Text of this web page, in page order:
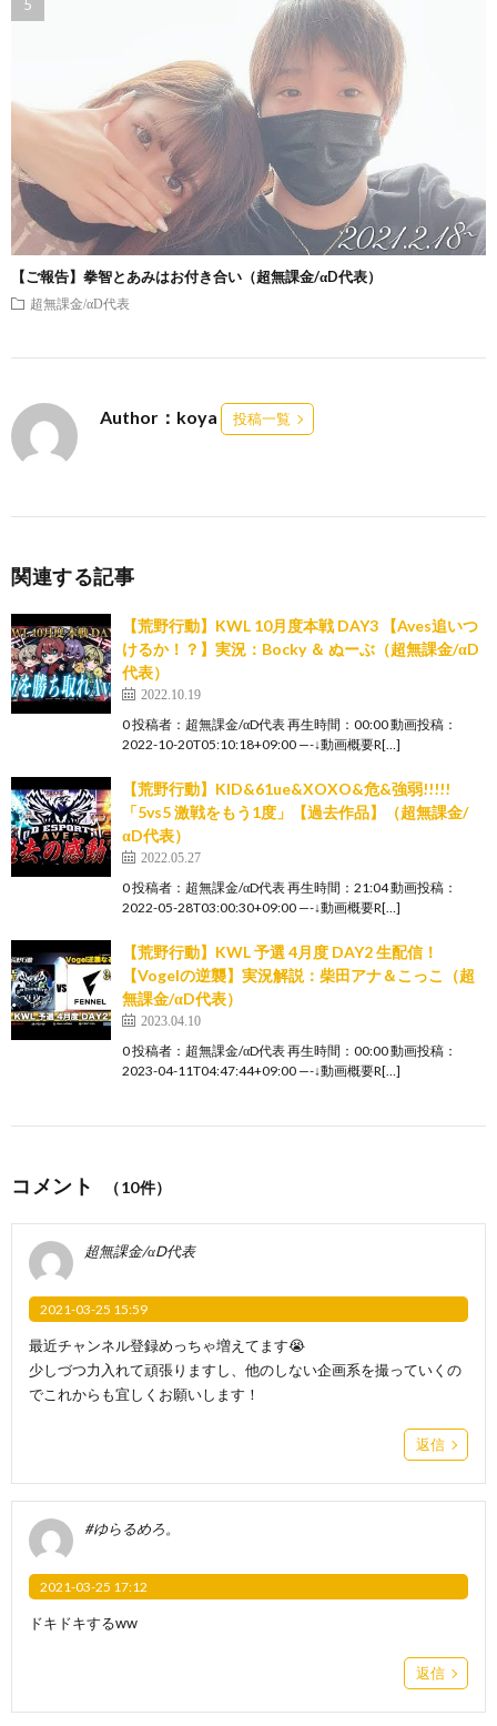
【ご報告】拳智とあみはお付き合い（超無課金/αD代表）
超無課金/αD代表
Author：koya 投稿一覧
関連する記事
【荒野行動】KWL 10月度本戦 DAY3 【Aves追いつ
けるか！？】実況：Bocky ＆ ぬーぶ（超無課金/αD
代表）
2022.10.19
0 投稿者：超無課金/αD代表 再生時間：00:00 動画投稿：
2022-10-20T05:10:18+09:00 —-↓動画概要R[…]
【荒野行動】KID&61ue&XOXO&危&強弱!!!!!
「5vs5 激戦をもう1度」【過去作品】（超無課金/
αD代表）
2022.05.27
0 投稿者：超無課金/αD代表 再生時間：21:04 動画投稿：
2022-05-28T03:00:30+09:00 —-↓動画概要R[…]
【荒野行動】KWL 予選 4月度 DAY2 生配信！
【Vogelの逆襲】実況解説：柴田アナ＆こっこ（超
無課金/αD代表）
2023.04.10
0 投稿者：超無課金/αD代表 再生時間：00:00 動画投稿：
2023-04-11T04:47:44+09:00 —-↓動画概要R[…]
コメント （10件）
超無課金/αD代表
2021-03-25 15:59
最近チャンネル登録めっちゃ増えてます😭
少しづつ力入れて頑張りますし、他のしない企画系を撮っていくの
でこれからも宜しくお願いします！
返信
#ゆらるめろ。
2021-03-25 17:12
ドキドキするww
返信